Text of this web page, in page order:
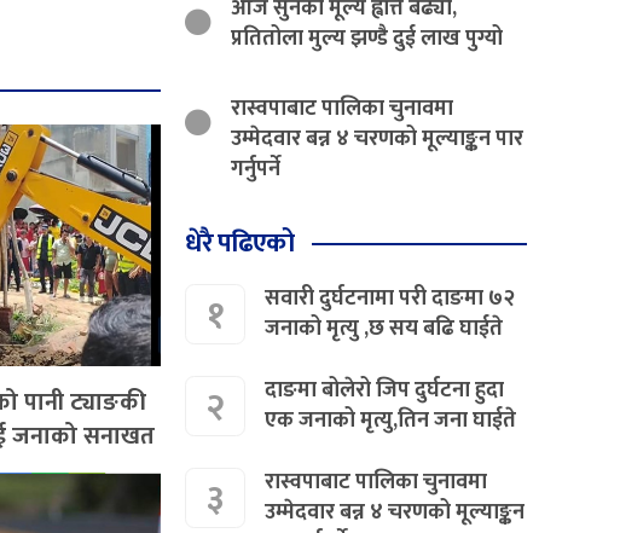
पानी ट्याङकी
जनाको सनाखत
आज सुनको मूल्य ह्वात्तै बढ्यो,
प्रतितोला मुल्य झण्डै दुई लाख पुग्यो
रास्वपाबाट पालिका चुनावमा
उम्मेदवार बन्न ४ चरणको मूल्याङ्कन पार
गर्नुपर्ने
धेरै पढिएको
१
सवारी दुर्घटनामा परी दाङमा ७२
जनाको मृत्यु ,छ सय बढि घाईते
२
दाङमा बोलेरो जिप दुर्घटना हुदा
एक जनाको मृत्यु,तिन जना घाईते
३
रास्वपाबाट पालिका चुनावमा
उम्मेदवार बन्न ४ चरणको मूल्याङ्कन